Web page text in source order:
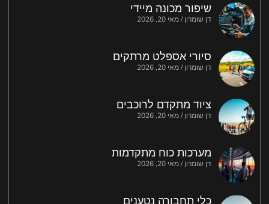
שיפור מכונה מיידי
דן שומרון מאי 20, 2026
סיורי אספלט מרתקים
דן שומרון מאי 20, 2026
ציוד מתקדם לרוכבים
דן שומרון מאי 20, 2026
מערכות כוח מתקדמות
דן שומרון מאי 20, 2026
כלי תחבורה נטענים